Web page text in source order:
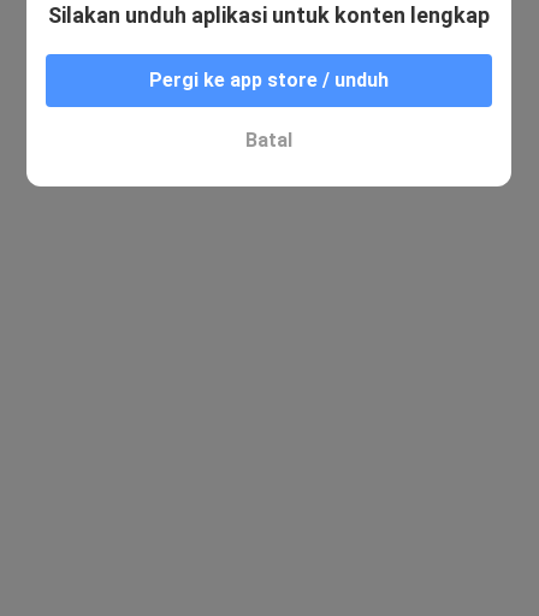
Silakan unduh aplikasi untuk konten lengkap
Pergi ke app store / unduh
Batal